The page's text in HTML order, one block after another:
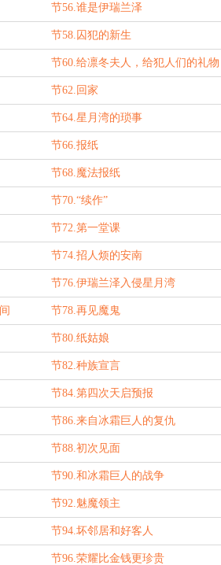
节56.谁是伊瑞兰泽
节58.囚犯的新生
节60.给凛冬夫人，给犯人们的礼物
节62.回家
节64.星月湾的琐事
节66.报纸
节68.魔法报纸
节70.“续作”
节72.第一堂课
节74.招人烦的安南
节76.伊瑞兰泽入侵星月湾
节78.再见魔鬼
节80.纸姑娘
节82.种族宣言
节84.第四次天启预报
节86.来自冰霜巨人的复仇
节88.初次见面
节90.和冰霜巨人的战争
节92.魅魔领主
节94.坏邻居和好客人
节96.荣耀比金钱更珍贵